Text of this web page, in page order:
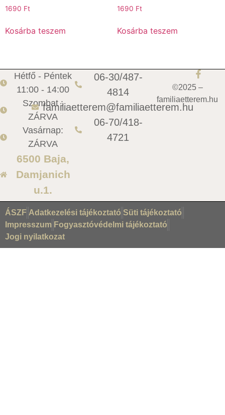
1690 Ft
Kosárba teszem
1690 Ft
Kosárba teszem
Hétfő - Péntek
11:00 - 14:00
Szombat :
ZÁRVA
Vasárnap:
ZÁRVA
6500 Baja,
Damjanich
u.1.
06-30/487-
4814
familiaetterem@familiaetterem.hu
06-70/418-
4721
©2025 –
familiaetterem.hu
ÁSZF Adatkezelési tájékoztató Süti tájékoztató
Impresszum Fogyasztóvédelmi tájékoztató
Jogi nyilatkozat